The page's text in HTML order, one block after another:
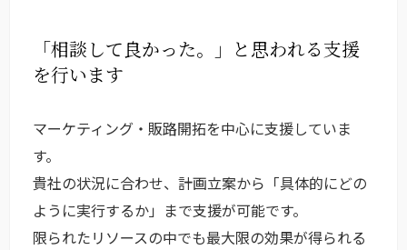
「相談して良かった。」と思われる支援
を行います
マーケティング・販路開拓を中心に支援していま
す。
貴社の状況に合わせ、計画立案から「具体的にどの
ように実行するか」まで支援が可能です。
限られたリソースの中でも最大限の効果が得られる